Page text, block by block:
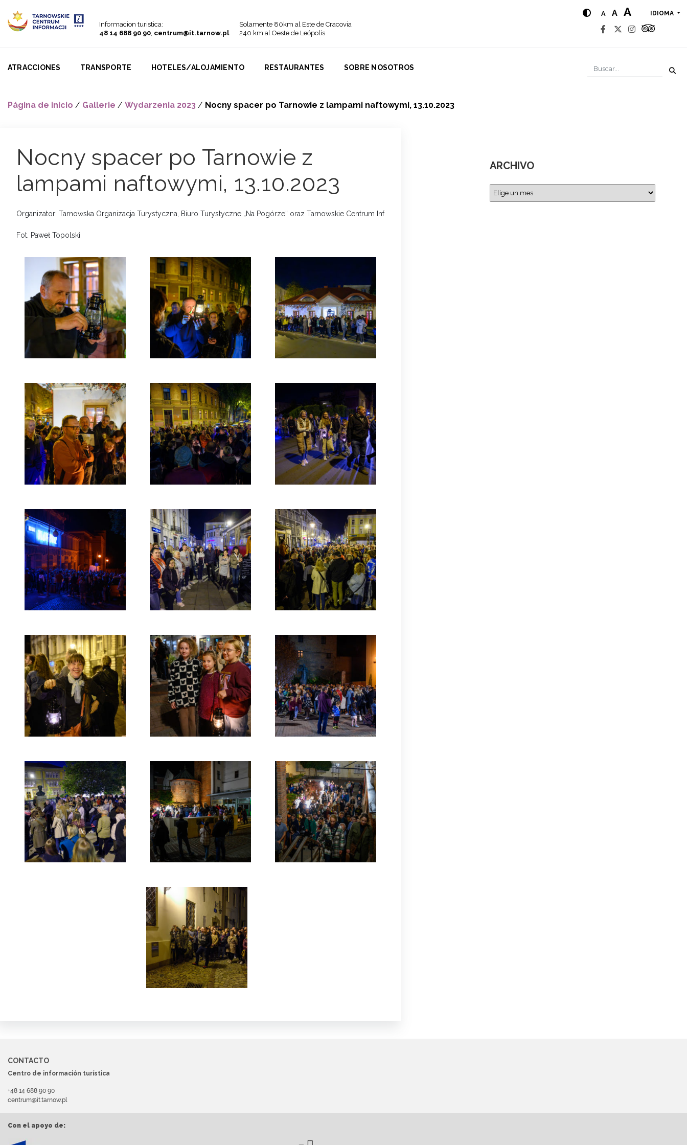
Informacion turistica:
48 14 688 90 90, centrum@it.tarnow.pl
Solamente 80km al Este de Cracovia
240 km al Oeste de Leópolis
A A A IDIOMA
ATRACCIONES TRANSPORTE HOTELES/ALOJAMIENTO RESTAURANTES SOBRE NOSOTROS
Página de inicio / Gallerie / Wydarzenia 2023 / Nocny spacer po Tarnowie z lampami naftowymi, 13.10.2023
Nocny spacer po Tarnowie z
lampami naftowymi, 13.10.2023
Organizator: Tarnowska Organizacja Turystyczna, Biuro Turystyczne „Na Pogórze” oraz Tarnowskie Centrum Informacji
Fot. Paweł Topolski
ARCHIVO
CONTACTO
Centro de información turística
+48 14 688 90 90
centrum@it.tarnow.pl
Con el apoyo de: